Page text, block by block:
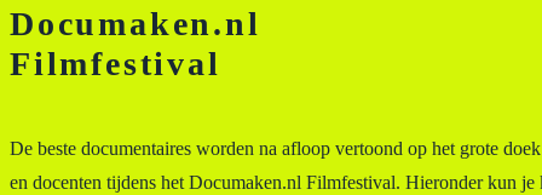
Documaken.nl
Filmfestival
De beste documentaires worden na afloop vertoond op het grote
en docenten tijdens het Documaken.nl Filmfestival. Hieronder kun